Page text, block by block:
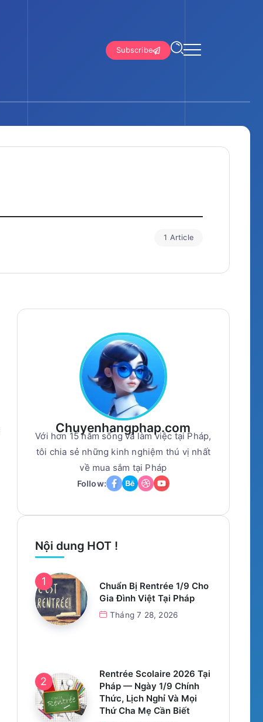
Subscribe
1 Article
Chuyenhangphap.com
Với hơn 15 năm sống và làm việc tại Pháp,
tôi chia sẻ những kinh nghiệm thú vị nhất
về mua sắm tại Pháp
Follow:
Nội dung HOT !
Chuẩn Bị Rentrée 1/9 Cho
Gia Đình Việt Tại Pháp
Tháng 7 28, 2026
Rentrée Scolaire 2026 Tại
Pháp — Ngày 1/9 Chính
Thức, Lịch Nghỉ Và Mọi
Thứ Cha Mẹ Cần Biết